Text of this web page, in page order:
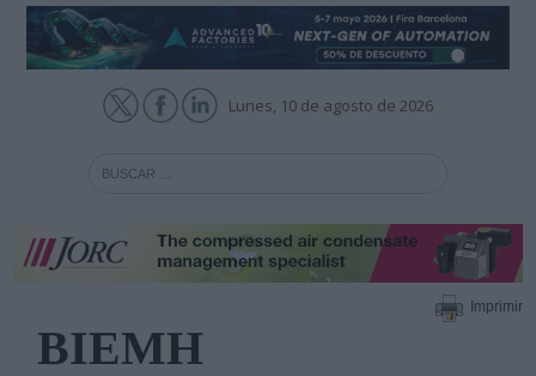
Lunes, 10 de agosto de 2026
Imprimir
BIEMH